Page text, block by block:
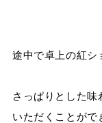
途中で卓上の紅シ
さっぱりとした味
いただくことがで